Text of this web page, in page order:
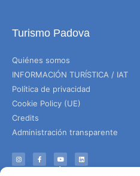
Turismo Padova
Quiénes somos
INFORMACIÓN TURÍSTICA / IAT
Política de privacidad
Cookie Policy (UE)
Credits
Administración transparente